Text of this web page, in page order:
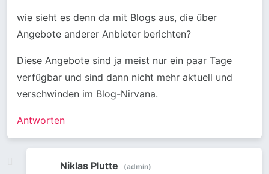
wie sieht es denn da mit Blogs aus, die über
Angebote anderer Anbieter berichten?
Diese Angebote sind ja meist nur ein paar Tage
verfügbar und sind dann nicht mehr aktuell und
verschwinden im Blog-Nirvana.
Antworten
Niklas Plutte